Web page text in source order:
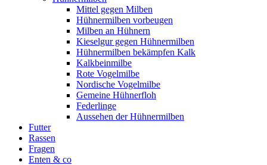
Mittel gegen Milben
Hühnermilben vorbeugen
Milben an Hühnern
Kieselgur gegen Hühnermilben
Hühnermilben bekämpfen Kalk
Kalkbeinmilbe
Rote Vogelmilbe
Nordische Vogelmilbe
Gemeine Hühnerfloh
Federlinge
Aussehen der Hühnermilben
Futter
Rassen
Fragen
Enten & co